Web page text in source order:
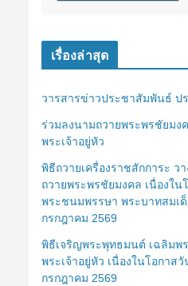
เรื่องล่าสุด
วารสารข่าวประชาสัมพันธ์ ป
ร่วมลงนามถวายพระพรชัยมง
พระเจ้าอยู่หัว
พิธีถวายเครื่องราชสักการะ ว
ถวายพระพรชัยมงคล เนื่องใน
พระชนมพรรษา พระบาทสมเ
กรกฎาคม 2569
พิธีเจริญพระพุทธมนต์ เฉลิมพ
พระเจ้าอยู่หัว เนื่องในโอกาส
กรกฎาคม 2569